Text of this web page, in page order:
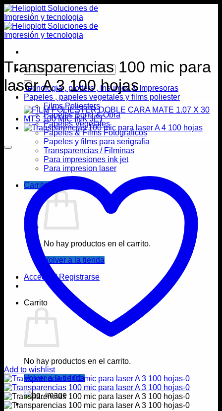
Saltar
al
contenido
Buscar
por:
Tecnologia , plotters , Insumos & Impresoras
Papeles , papeles vegetales y films poliester
Films Poliesters
Papeles Bond & Obra
Papeles Vegetales
Papeles & Films Fotograficos
Papeles y films para serigrafia
Transparencias / Filminas
Para impresiones ink jet
Para impresion laser
Carrito /
No hay productos en el carrito.
Volver a la tienda
Acceder / Registrarse
Carrito
No hay productos en el carrito.
Volver a la tienda
Transparencias 100 mic para
laser A 3 100 hojas
Add to wishlist